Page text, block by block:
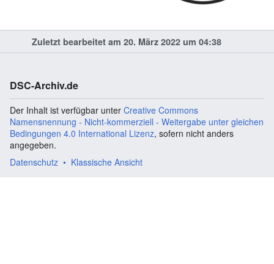
Zuletzt bearbeitet am 20. März 2022 um 04:38
DSC-Archiv.de
Der Inhalt ist verfügbar unter Creative Commons
Namensnennung - Nicht-kommerziell - Weitergabe unter gleichen
Bedingungen 4.0 International Lizenz, sofern nicht anders
angegeben.
Datenschutz
Klassische Ansicht